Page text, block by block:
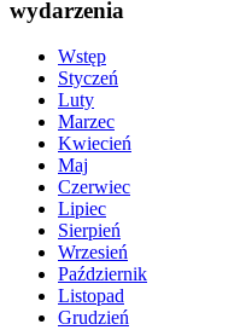
wydarzenia
Wstęp
Styczeń
Luty
Marzec
Kwiecień
Maj
Czerwiec
Lipiec
Sierpień
Wrzesień
Październik
Listopad
Grudzień